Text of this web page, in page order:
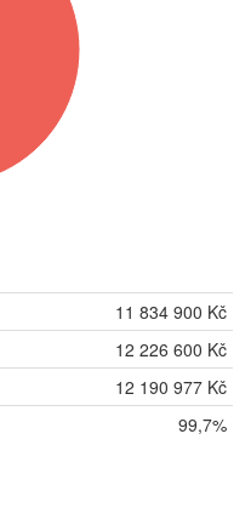
11 834 900 Kč
12 226 600 Kč
12 190 977 Kč
99,7%